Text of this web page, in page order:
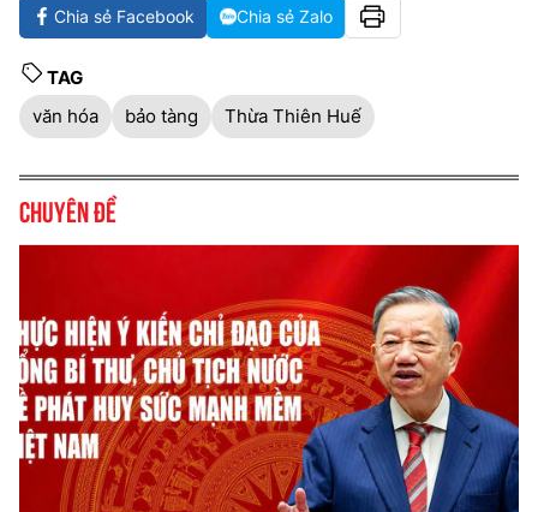
Chia sẻ Facebook Chia sẻ Zalo
TAG
văn hóa
bảo tàng Thừa Thiên Huế
Chuyên đề